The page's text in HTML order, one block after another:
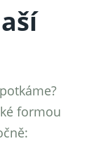
formou